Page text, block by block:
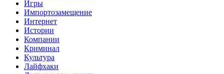
Игры
Импортозамещение
Интернет
Истории
Компании
Криминал
Культура
Лайфхаки